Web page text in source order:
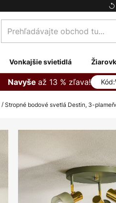
Prehľadávajte
obchod
Vonkajšie svietidlá
Navyše až 13 % zľava! Kód:
Stropné bodové svetlá Destin, 3-